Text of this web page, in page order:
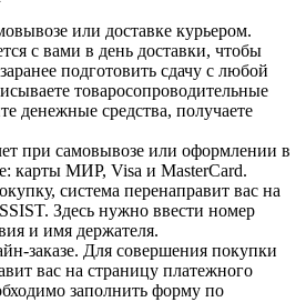
или доставке курьером.
с вами в день доставки, чтобы
подготовить сдачу с любой
товаросопроводительные
денежные средства, получаете
при самовывозе или оформлении в
карты МИР, Visa и MasterCard.
система перенаправит вас на
Здесь нужно ввести номер
и имя держателя.
заказе. Для совершения покупки
вас на страницу платежного
заполнить форму по